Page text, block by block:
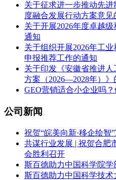
关于征求进一步推动先
度融合发展行动方案意见
关于开展2026年度卓越
通知
关于组织开展2026年工
申报推荐工作的通知
关于印发《安徽省推进
方案（2026—2028年）》
GEO营销适合小企业吗
公司新闻
祝贺“皖美向新·移企绘智
共谋行业发展 | 祝贺合肥
会胜利召开
斯百德助力中国科学院学
斯百德助力中国科学技术